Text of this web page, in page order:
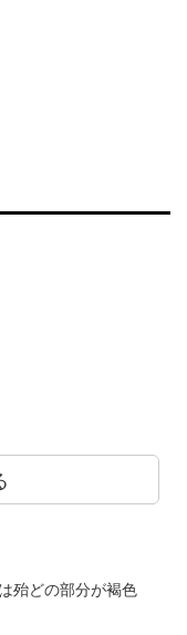
殆どの部分が褐色